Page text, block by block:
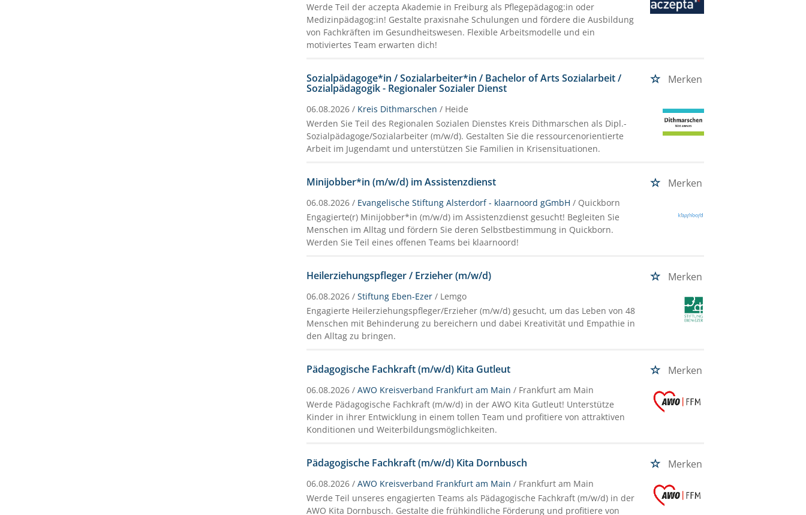
Werde Teil der aczepta Akademie in Freiburg als Pflegepädagog:in oder
Medizinpädagog:in! Gestalte praxisnahe Schulungen und fördere die Ausbildung
von Fachkräften im Gesundheitswesen. Flexible Arbeitsmodelle und ein
motiviertes Team erwarten dich!
Sozialpädagoge*in / Sozialarbeiter*in / Bachelor of Arts Sozialarbeit /
Sozialpädagogik - Regionaler Sozialer Dienst
Merken
06.08.2026 / Kreis Dithmarschen / Heide
Werden Sie Teil des Regionalen Sozialen Dienstes Kreis Dithmarschen als Dipl.-
Sozialpädagoge/Sozialarbeiter (m/w/d). Gestalten Sie die ressourcenorientierte
Arbeit im Jugendamt und unterstützen Sie Familien in Krisensituationen.
Minijobber*in (m/w/d) im Assistenzdienst Merken
06.08.2026 / Evangelische Stiftung Alsterdorf - klaarnoord gGmbH / Quickborn
Engagierte(r) Minijobber*in (m/w/d) im Assistenzdienst gesucht! Begleiten Sie
Menschen im Alltag und fördern Sie deren Selbstbestimmung in Quickborn.
Werden Sie Teil eines offenen Teams bei klaarnoord!
Heilerziehungspfleger / Erzieher (m/w/d) Merken
06.08.2026 /Stiftung Eben-Ezer / Lemgo
Engagierte Heilerziehungspfleger/Erzieher (m/w/d) gesucht, um das Leben von 48
Menschen mit Behinderung zu bereichern und dabei Kreativität und Empathie in
den Alltag zu bringen.
Pädagogische Fachkraft (m/w/d) Kita Gutleut Merken
06.08.2026 /AWO Kreisverband Frankfurt am Main / Frankfurt am Main
Werde Pädagogische Fachkraft (m/w/d) in der AWO Kita Gutleut! Unterstütze
Kinder in ihrer Entwicklung in einem tollen Team und profitiere von attraktiven
Konditionen und Weiterbildungsmöglichkeiten.
Pädagogische Fachkraft (m/w/d) Kita Dornbusch Merken
06.08.2026 /AWO Kreisverband Frankfurt am Main / Frankfurt am Main
Werde Teil unseres engagierten Teams als Pädagogische Fachkraft (m/w/d) in der
AWO Kita Dornbusch. Gestalte die frühkindliche Förderung und profitiere von